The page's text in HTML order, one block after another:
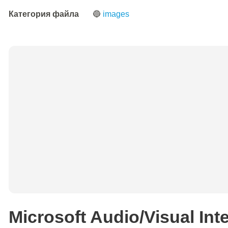
Категория файла 🔵 images
Microsoft Audio/Visual